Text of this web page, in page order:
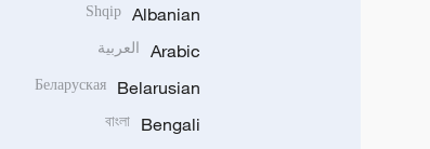
Albanian
Shqip
Arabic العربية
Belarusian
Беларуская
Bengali
বাংলা